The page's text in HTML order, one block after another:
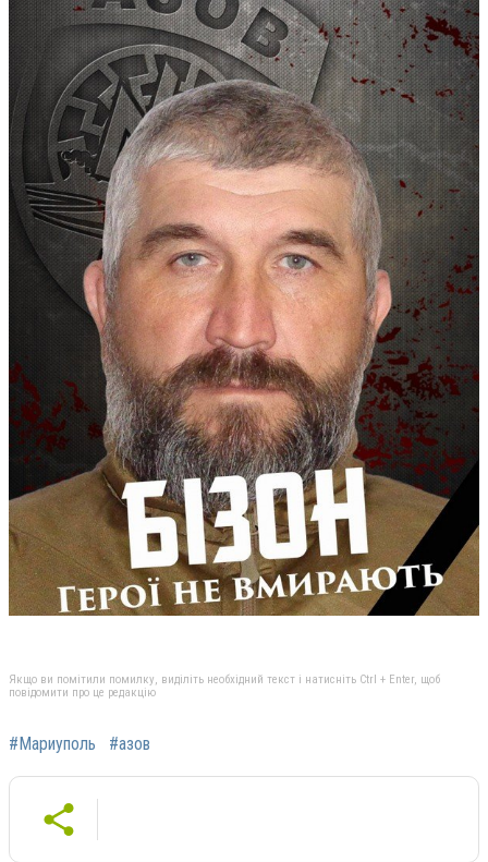
Якщо ви помітили помилку, виділіть необхідний текст і натисніть Ctrl + Enter, щоб
повідомити про це редакцію
#Мариуполь #азов